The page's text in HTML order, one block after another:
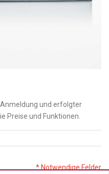
Anmeldung und erfolgter
Preise und Funktionen.
* Notwendige Felder